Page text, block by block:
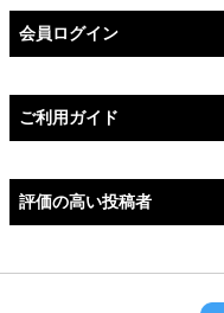
会員ログイン
ご利用ガイド
評価の高い投稿者